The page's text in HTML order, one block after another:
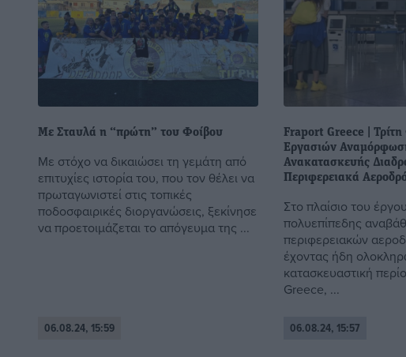
Με Σταυλά η “πρώτη” του Φοίβου
Με στόχο να δικαιώσει τη γεμάτη από
επιτυχίες ιστορία του, που τον θέλει να
πρωταγωνιστεί στις τοπικές
ποδοσφαιρικές διοργανώσεις, ξεκίνησε
να προετοιμάζεται το απόγευμα της ...
06.08.24, 15:59
Fraport Greece |
Εργασιών
Ανακατασκευής
Περιφερειακά
Στο πλαίσιο του
πολυεπίπεδης
περιφερειακών
έχοντας ήδη
κατασκευαστική
Greece, ...
06.08.24, 15:57